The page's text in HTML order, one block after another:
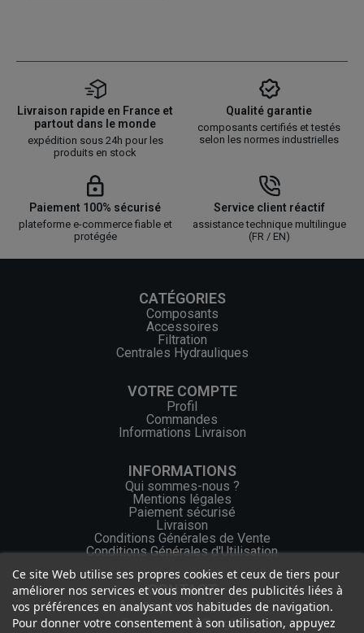
Livraison rapide en France et
partout dans le monde
expédition sous 24h pour les
produits en stock
Qualité garantie
composants certifiés et testés
selon les normes industrielles
Paiement 100% sécurisé
plateforme e-commerce fiable et
protégée
Service client réactif
assistance technique multilingue
(FR / EN)
CATÉGORIES
Composants
Accessoires
Filtration
Centrales Hydrauliques
VOTRE COMPTE
Profil
Commandes
Informations Livraison
INFORMATIONS
Qui sommes-nous ?
Mentions légales
Paiement sécurisé
Livraison
Conditions Générales de Vente
Conditions Générales d'Utilisation
CONTACT
+33 (0) 2 46 65 57 43
contact.web@ocgf.fr
Ce site Web utilise ses propres cookies et ceux de tiers pour
améliorer nos services et vous montrer des publicités liées à
vos préférences en analysant vos habitudes de navigation.
Pour donner votre consentement à son utilisation, appuyez